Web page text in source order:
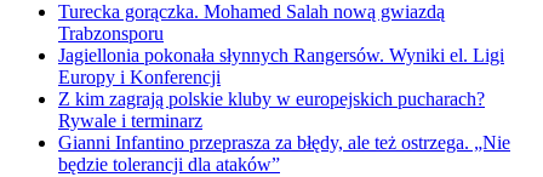
Turecka gorączka. Mohamed Salah nową gwiazdą
Trabzonsporu
Jagiellonia pokonała słynnych Rangersów. Wyniki el. Ligi
Europy i Konferencji
Z kim zagrają polskie kluby w europejskich pucharach?
Rywale i terminarz
Gianni Infantino przeprasza za błędy, ale też ostrzega. „Nie
będzie tolerancji dla ataków”